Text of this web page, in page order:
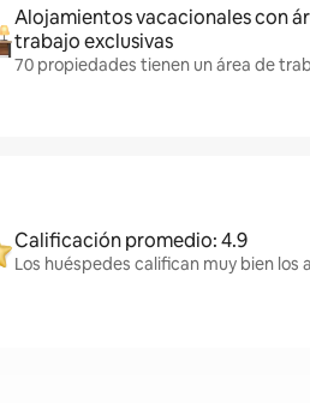
Alojamientos vacacionales con
trabajo exclusivas
70 propiedades tienen un área de
Calificación promedio: 4.9
Los huéspedes califican muy bien los